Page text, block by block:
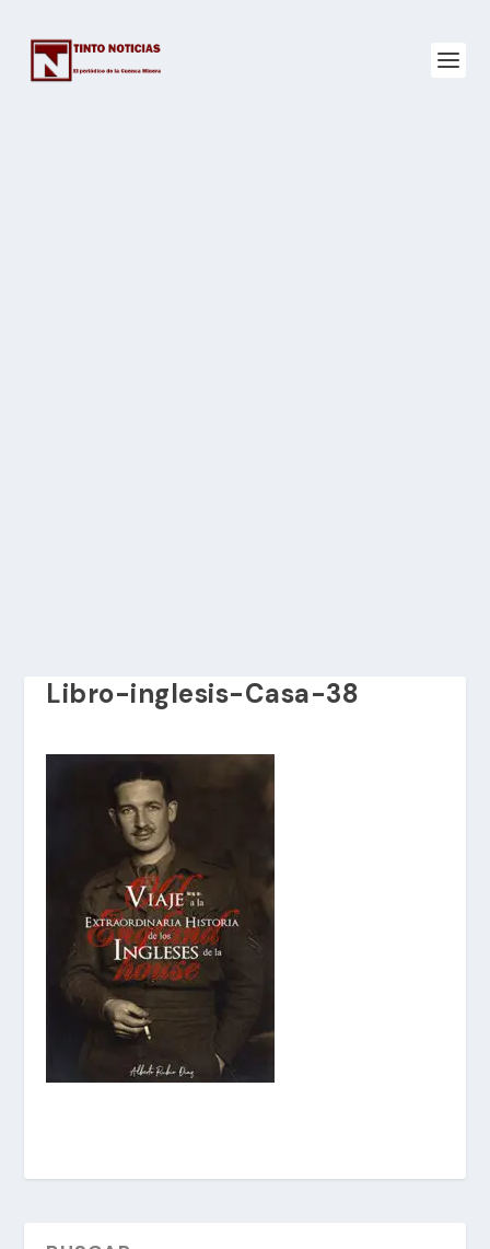
Libro-inglesis-Casa-38